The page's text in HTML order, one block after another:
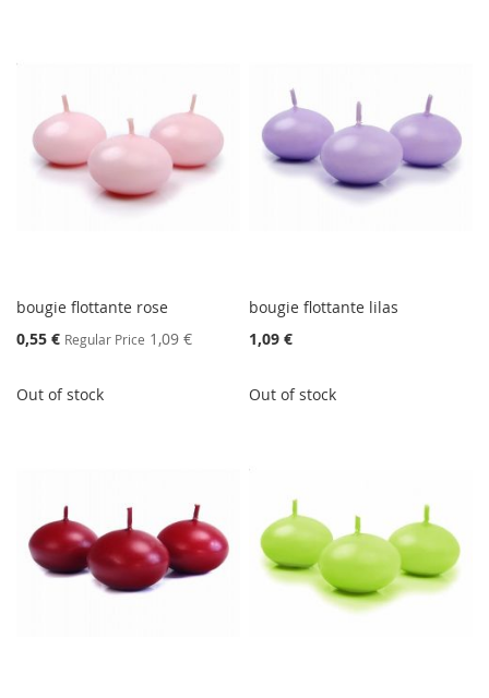
bougie flottante rose
Special
0,55 € Regular Price 1,09 €
Out of stock
bougie flottante lilas
1,09 €
Out of stock